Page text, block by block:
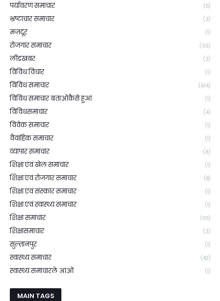
पर्यावरण समाचार (5)
भ्रष्टाचार समाचार (3)
मजदूर (1)
रोजगार समाचार (30)
लीडखबर (3)
विविध विचार (1)
विविध समाचार (614)
विविध समाचार बताओकैसे हुआ (1)
विविधसमाचार (4)
विवेक समाचार (1)
वैवाहिक समाचार (1)
व्यापार समाचार (6)
शिक्षा एवं खेल समाचार (1)
शिक्षा एवं रोजगार समाचार (8)
शिक्षा एवं संस्कार समाचार (1)
शिक्षा एवं स्वास्थ्य समाचार (1)
शिक्षा समाचार (101)
शिक्षासमाचार (3)
सुल्तानपुर (1)
स्वास्थ्य समाचार (42)
स्वास्थ्य समाचारले आओ (1)
MAIN TAGS